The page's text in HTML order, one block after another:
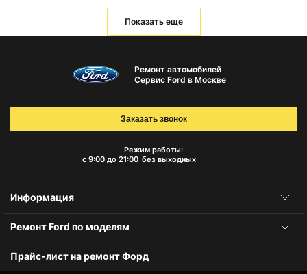
Показать еще
Ремонт автомобилей
Сервис Ford в Москве
Режим работы:
с 9:00 до 21:00 без выходных
Заказать звонок
Информация
Ремонт Ford по моделям
Прайс-лист на ремонт Форд